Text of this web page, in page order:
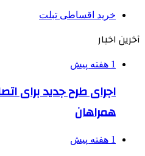
خرید اقساطی تبلت
آخرین اخبار
1 هفته پیش
اجرای طرح جدید برای
همراهان
1 هفته پیش